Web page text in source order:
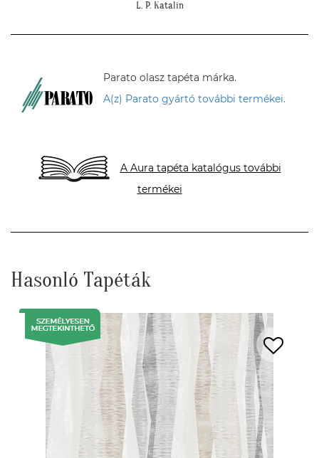
Parato olasz tapéta márka.
A(z) Parato gyártó további termékei.
A Aura tapéta katalógus további
termékei
Hasonló Tapéták